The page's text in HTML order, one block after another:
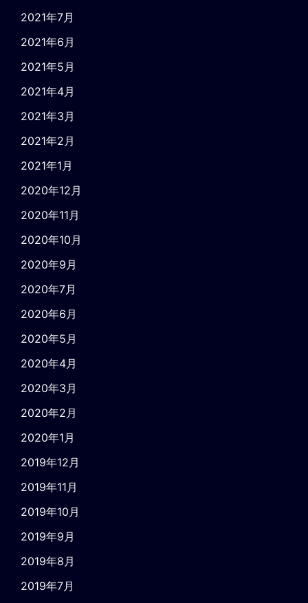
2021年7月
2021年6月
2021年5月
2021年4月
2021年3月
2021年2月
2021年1月
2020年12月
2020年11月
2020年10月
2020年9月
2020年7月
2020年6月
2020年5月
2020年4月
2020年3月
2020年2月
2020年1月
2019年12月
2019年11月
2019年10月
2019年9月
2019年8月
2019年7月